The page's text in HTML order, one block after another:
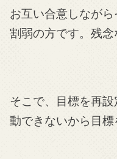
お互い合意しなが
割弱の方です。残念
そこで、目標を再
動できないから目標